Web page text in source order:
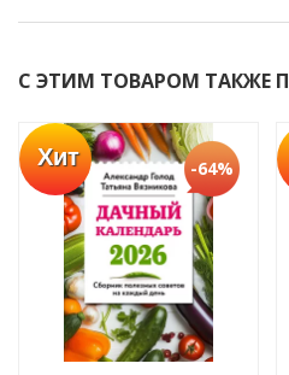
С ЭТИМ ТОВАРОМ ТАКЖЕ
Хит -64%